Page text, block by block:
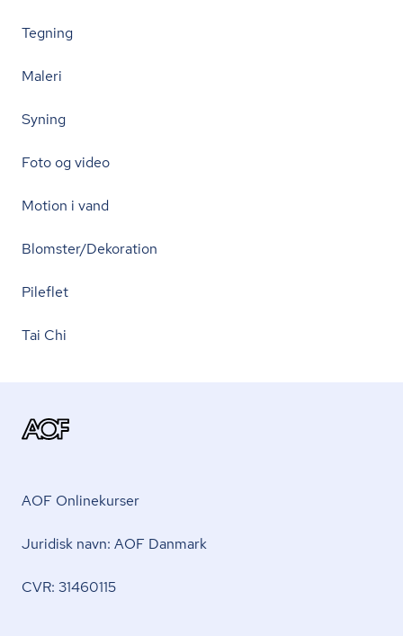
Tegning
Maleri
Syning
Foto og video
Motion i vand
Blomster/Dekoration
Pileflet
Tai Chi
AOF Onlinekurser
Juridisk navn: AOF Danmark
CVR: 31460115